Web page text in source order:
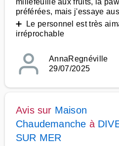
millefeuille aux fruits, la
préférées, mais j'essaye
➕ Le personnel est très
irréprochable
AnnaRegnéville
29/07/2025
Avis sur Maison
Chaudemanche à
SUR MER